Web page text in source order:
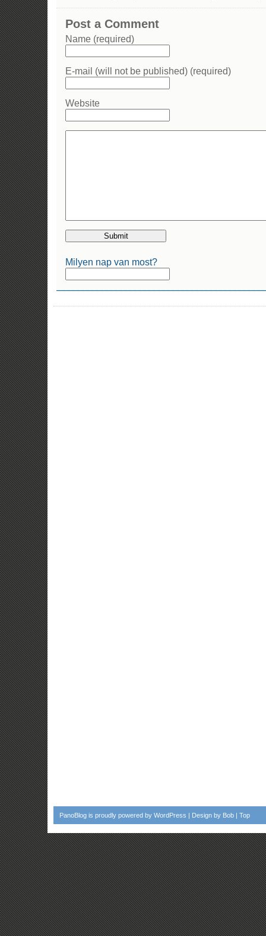
Post a Comment
Name (required)
E-mail (will not be published) (required)
Website
Milyen nap van most?
PanoBlog is proudly powered by WordPress | Design by Bob | Top